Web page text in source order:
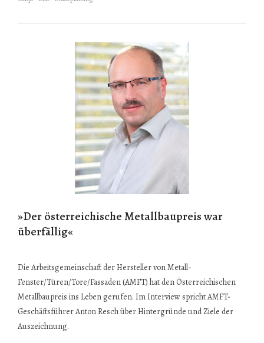
»Der österreichische Metallbaupreis war
überfällig«
Die Arbeitsgemeinschaft der Hersteller von Metall-
Fenster/Türen/Tore/Fassaden (AMFT) hat den Österreichischen
Metallbaupreis ins Leben gerufen. Im Interview spricht AMFT-
Geschäftsführer Anton Resch über Hintergründe und Ziele der
Auszeichnung.